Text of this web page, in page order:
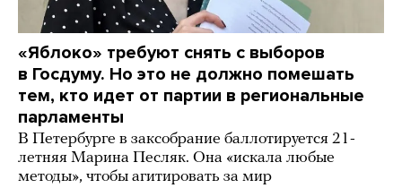
«Яблоко» требуют снять с выборов
в Госдуму. Но это не должно помешать
тем, кто идет от партии в региональные
парламенты
В Петербурге в заксобрание баллотируется 21-
летняя Марина Песляк. Она «искала любые
методы», чтобы агитировать за мир